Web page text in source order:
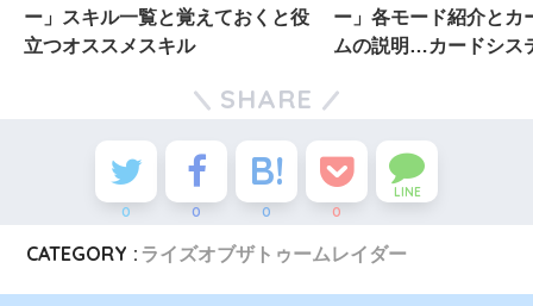
ー」スキル一覧と覚えておくと役
立つオススメスキル
ー」各モード紹介とカ
ムの説明…カードシス
SHARE
0 0 0 0
LINE
CATEGORY : ライズオブザトゥームレイダー